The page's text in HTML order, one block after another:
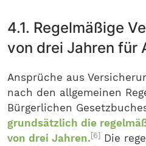
4.1. Regelmäßige
von drei Jahren für
Ansprüche aus
nach den allgemeinen
Bürgerlichen
grundsätzlich die
von drei Jahren.[6] Die